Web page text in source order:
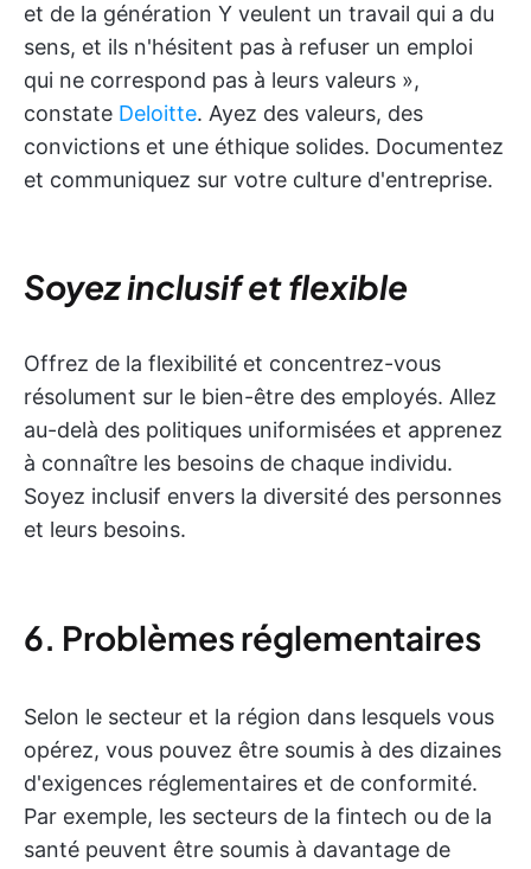
et de la génération Y veulent un travail qui a du
sens, et ils n'hésitent pas à refuser un emploi
qui ne correspond pas à leurs valeurs »,
constate Deloitte. Ayez des valeurs, des
convictions et une éthique solides. Documentez
et communiquez sur votre culture d'entreprise.
Soyez inclusif et flexible
Offrez de la flexibilité et concentrez-vous
résolument sur le bien-être des employés. Allez
au-delà des politiques uniformisées et apprenez
à connaître les besoins de chaque individu.
Soyez inclusif envers la diversité des personnes
et leurs besoins.
6. Problèmes réglementaires
Selon le secteur et la région dans lesquels vous
opérez, vous pouvez être soumis à des dizaines
d'exigences réglementaires et de conformité.
Par exemple, les secteurs de la fintech ou de la
santé peuvent être soumis à davantage de